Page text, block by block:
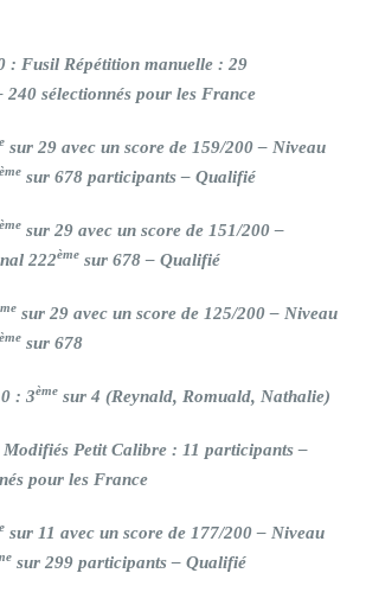
: Fusil Répétition manuelle : 29
240 sélectionnés pour les France
sur 29 avec un score de 159/200 – Niveau
ème sur 678 participants – Qualifié
ème sur 29 avec un score de 151/200 –
222ème sur 678 – Qualifié
sur 29 avec un score de 125/200 – Niveau
ème sur 678
: 3ème sur 4 (Reynald, Romuald, Nathalie)
Petit Calibre : 11 participants –
pour les France
sur 11 avec un score de 177/200 – Niveau
sur 299 participants – Qualifié